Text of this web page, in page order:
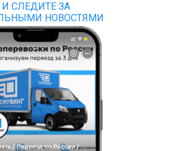
И СЛЕДИТЕ ЗА
НОВОСТЯМИ